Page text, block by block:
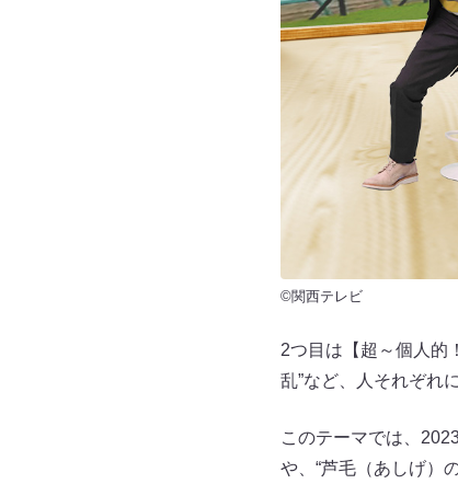
©関西テレビ
2つ目は【超～個人的
乱”など、人それぞれ
このテーマでは、
や、“芦毛（あしげ）